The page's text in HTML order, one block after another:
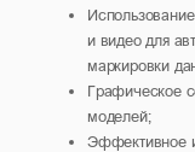
и видео для
маркировки
Графическое
моделей;
Эффективное